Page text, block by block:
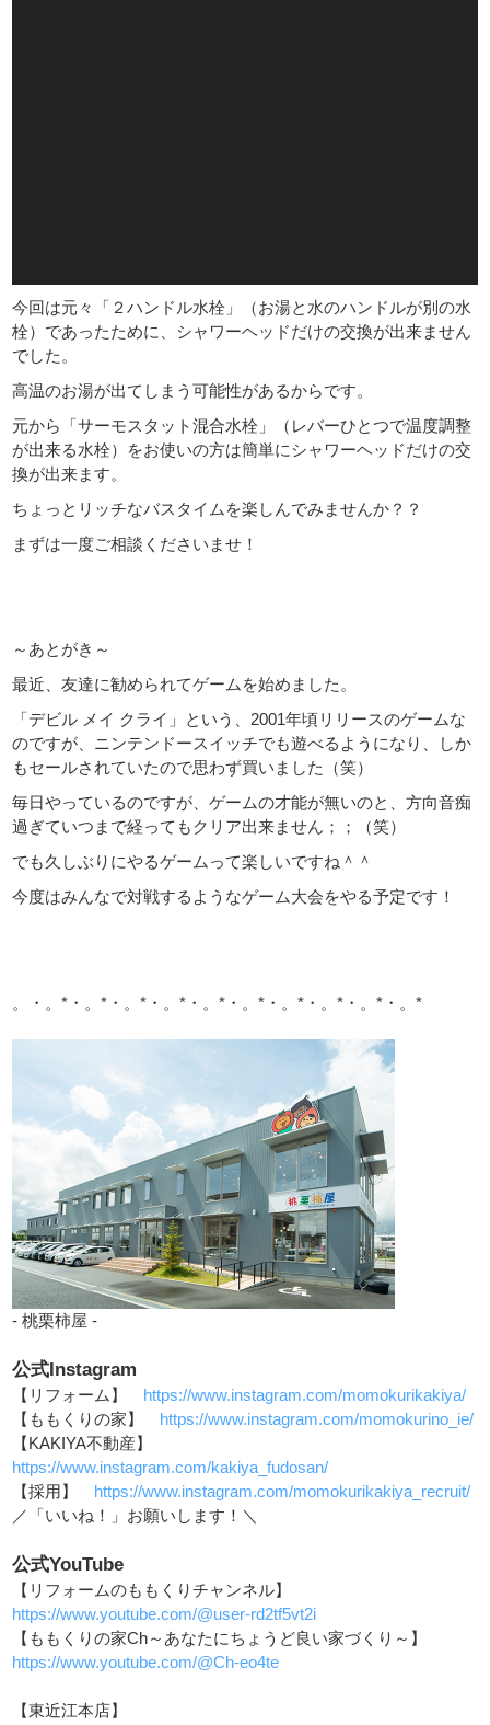
今回は元々「２ハンドル水栓」（お湯と水のハンドルが別の水
栓）であったために、シャワーヘッドだけの交換が出来ません
でした。
高温のお湯が出てしまう可能性があるからです。
元から「サーモスタット混合水栓」（レバーひとつで温度調整
が出来る水栓）をお使いの方は簡単にシャワーヘッドだけの交
換が出来ます。
ちょっとリッチなバスタイムを楽しんでみませんか？？
まずは一度ご相談くださいませ！
～あとがき～
最近、友達に勧められてゲームを始めました。
「デビル メイ クライ」という、2001年頃リリースのゲームな
のですが、ニンテンドースイッチでも遊べるようになり、しか
もセールされていたので思わず買いました（笑）
毎日やっているのですが、ゲームの才能が無いのと、方向音痴
過ぎていつまで経ってもクリア出来ません；；（笑）
でも久しぶりにやるゲームって楽しいですね＾＾
今度はみんなで対戦するようなゲーム大会をやる予定です！
。・。*・。*・。*・。*・。*・。*・。*・。*・。*・。*
- 桃栗柿屋 -
公式Instagram
【リフォーム】
https://www.instagram.com/momokurikakiya/
【ももくりの家】
https://www.instagram.com/momokurino_ie/
【KAKIYA不動産】
https://www.instagram.com/kakiya_fudosan/
【採用】
https://www.instagram.com/momokurikakiya_recruit/
／「いいね！」お願いします！＼
公式YouTube
【リフォームのももくりチャンネル】
https://www.youtube.com/@user-rd2tf5vt2i
【ももくりの家Ch～あなたにちょうど良い家づくり～】
https://www.youtube.com/@Ch-eo4te
【東近江本店】